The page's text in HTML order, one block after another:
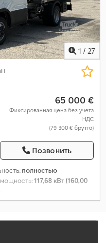
1 / 27
65 000 €
Фиксированная цена без учета
НДС
(79 300 € брутто)
Позвонить
полностью
117,68 кВт (160,00
шин:
, тип передачи:
2025, Оборудование:ABS,
EBS (Электронная